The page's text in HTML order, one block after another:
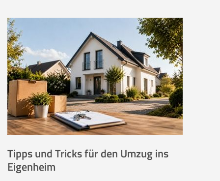
Tipps und Tricks für den Umzug ins
Eigenheim